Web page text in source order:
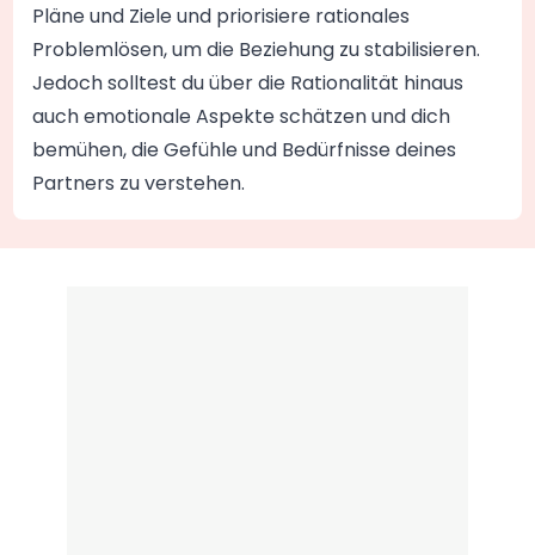
Pläne und Ziele und priorisiere rationales
Problemlösen, um die Beziehung zu stabilisieren.
Jedoch solltest du über die Rationalität hinaus
auch emotionale Aspekte schätzen und dich
bemühen, die Gefühle und Bedürfnisse deines
Partners zu verstehen.